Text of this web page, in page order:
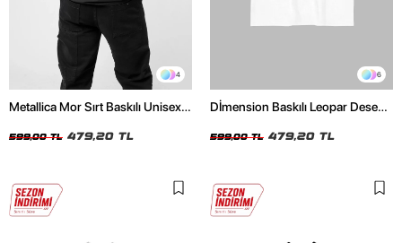
4
Metallica Mor Sırt Baskılı Unisex
599,00 TL 479,20 TL
6
Dİmension Baskılı Leopar Desenli
Tshirt
599,00 TL 479,20 TL